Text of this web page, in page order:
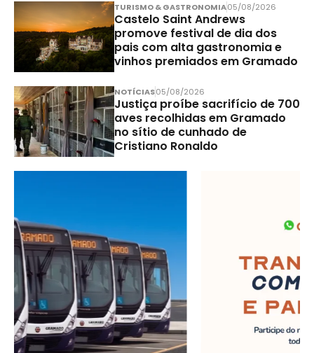
TURISMO & GASTRONOMIA05/08/2026
Castelo Saint Andrews
promove festival de dia dos
pais com alta gastronomia e
vinhos premiados em Gramado
NOTÍCIAS05/08/2026
Justiça proíbe sacrifício de 700
aves recolhidas em Gramado
no sítio de cunhado de
Cristiano Ronaldo